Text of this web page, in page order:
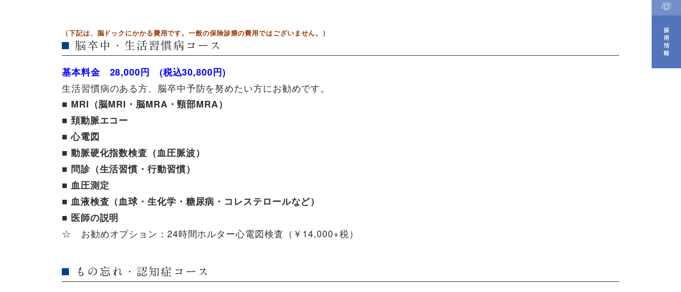
（下記は、脳ドックにかかる費用です。一般の保険診療の費用ではございません。）
脳卒中・生活習慣病コース
基本料金 28,000円 (税込30,800円)
生活習慣病のある方、脳卒中予防を努めたい方にお勧めです。
■ MRI（脳MRI・脳MRA・頸部MRA）
■ 頚動脈エコー
■ 心電図
■ 動脈硬化指数検査（血圧脈波）
■ 問診（生活習慣・行動習慣）
■ 血圧測定
■ 血液検査（血球・生化学・糖尿病・コレステロールなど）
■ 医師の説明
☆ お勧めオプション：24時間ホルター心電図検査（￥14,000+税）
もの忘れ・認知症コース